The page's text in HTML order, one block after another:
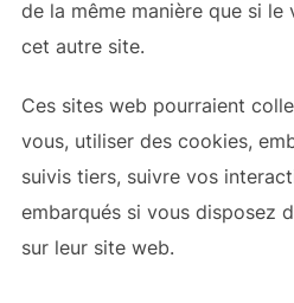
de la même manière que si le
cet autre site.
Ces sites web pourraient
vous, utiliser des cookies,
suivis tiers, suivre vos
embarqués si vous disposez
sur leur site web.